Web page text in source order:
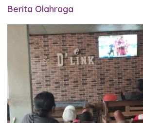
Berita Olahraga